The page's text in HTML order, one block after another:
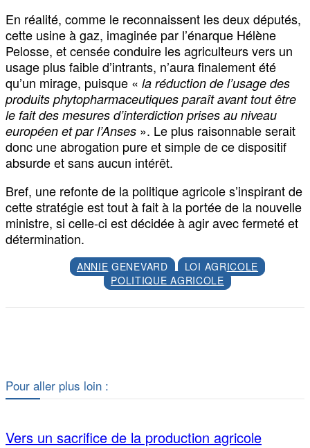
En réalité, comme le reconnaissent les deux députés,
cette usine à gaz, imaginée par l’énarque Hélène
Pelosse, et censée conduire les agriculteurs vers un
usage plus faible d’intrants, n’aura finalement été
qu’un mirage, puisque « la réduction de l’usage des
produits phytopharmaceutiques paraît avant tout être
le fait des mesures d’interdiction prises au niveau
européen et par l’Anses ». Le plus raisonnable serait
donc une abrogation pure et simple de ce dispositif
absurde et sans aucun intérêt.
Bref, une refonte de la politique agricole s’inspirant de
cette stratégie est tout à fait à la portée de la nouvelle
ministre, si celle-ci est décidée à agir avec fermeté et
détermination.
ANNIE GENEVARD
LOI AGRICOLE
POLITIQUE AGRICOLE
Pour aller plus loin :
Vers un sacrifice de la production agricole